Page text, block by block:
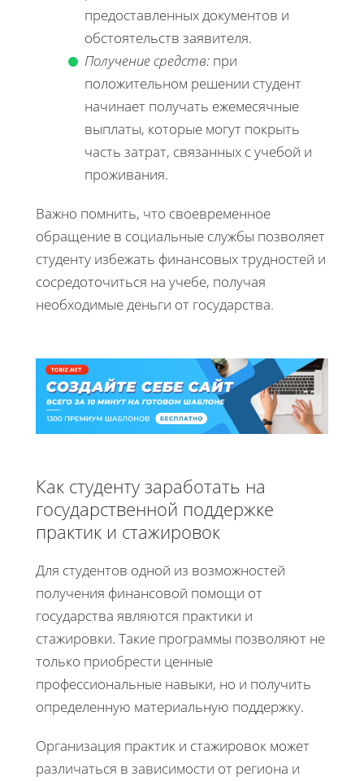
предоставленных документов и
обстоятельств заявителя.
Получение средств: при
положительном решении студент
начинает получать ежемесячные
выплаты, которые могут покрыть
часть затрат, связанных с учебой и
проживания.
Важно помнить, что своевременное
обращение в социальные службы позволяет
студенту избежать финансовых трудностей и
сосредоточиться на учебе, получая
необходимые деньги от государства.
Как студенту заработать на
государственной поддержке
практик и стажировок
Для студентов одной из возможностей
получения финансовой помощи от
государства являются практики и
стажировки. Такие программы позволяют не
только приобрести ценные
профессиональные навыки, но и получить
определенную материальную поддержку.
Организация практик и стажировок может
различаться в зависимости от региона и